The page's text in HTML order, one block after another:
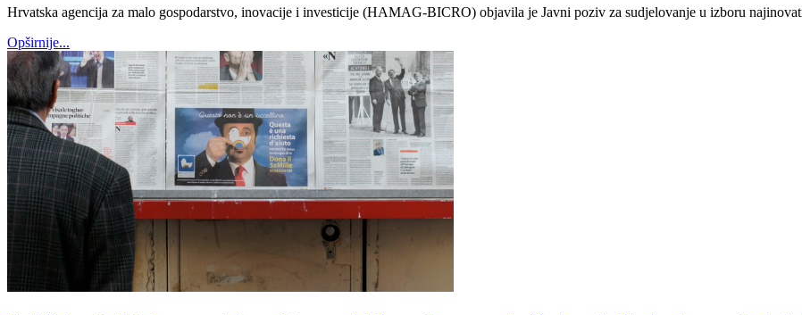
Hrvatska agencija za malo gospodarstvo, inovacije i investicije (HAMAG-BICRO) objavila je Javni poziv za sudjelovanje u izboru
Opširnije...